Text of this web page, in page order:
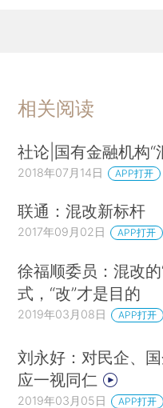
相关阅读
社论|国有金融机构“
2018年07月14日 APP打开
联通：混改新标杆
2017年09月02日 APP打开
徐福顺委员：混改的
式，“改”才是目的
2019年03月08日 APP打开
刘永好：对民企、
应一视同仁
2019年03月05日 APP打开